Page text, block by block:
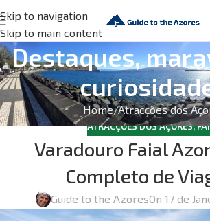
Skip to navigation
Skip to main content
Destaques,
Home Atracções dos
ATRACÇÕES DOS AÇORES,
Varadouro Faial
Completo de
Guide to the AzoresOn 17 de